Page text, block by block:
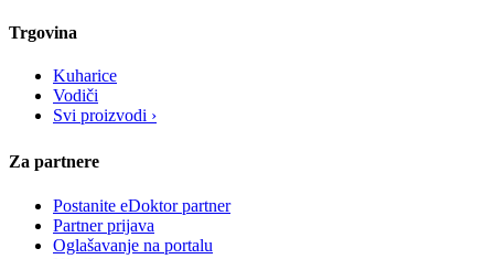
Trgovina
Kuharice
Vodiči
Svi proizvodi ›
Za partnere
Postanite eDoktor partner
Partner prijava
Oglašavanje na portalu